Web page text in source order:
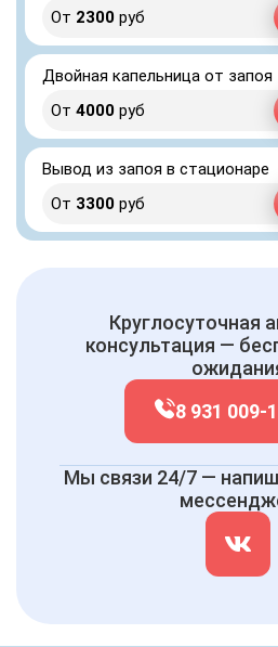
От 2300 руб
Двойная капельница от запоя
От 4000 руб
Вывод из запоя в стационаре
От 3300 руб
Круглосуточная
консультация —
8 931 009-
Мы связи 24/7 —